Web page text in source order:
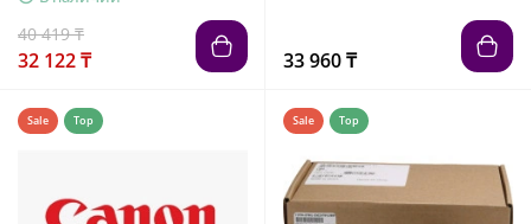
40 419 ₸
32 122 ₸ 33 960 ₸
Sale Top Sale Top